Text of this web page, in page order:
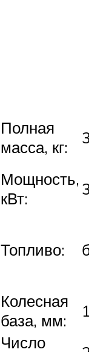
Полная
масса, кг:
Мощность,
кВт:
Топливо:
Колесная
база, мм:
Число